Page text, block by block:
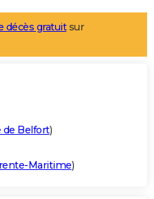
décès gratuitsur
de Belfort)
Maritime)